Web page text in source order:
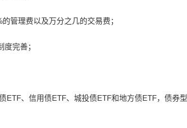
管理费以及万分之几的交易费；
完善；
ETF、信用债ETF、城投债ETF和地方债ETF，债券型